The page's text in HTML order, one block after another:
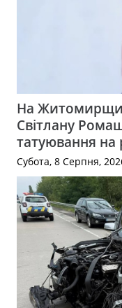
На
Світлану
татуювання на
Субота, 8 Серпня,